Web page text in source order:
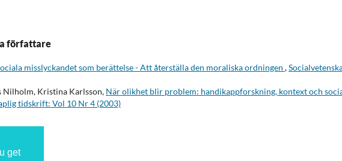
get
författare
misslyckandet som berättelse - Att återställa den moraliska ordningen ,
Nilholm, Kristina Karlsson, När olikhet blir problem: handikappforskning, kontext och
tidskrift: Vol 10 Nr 4 (2003)